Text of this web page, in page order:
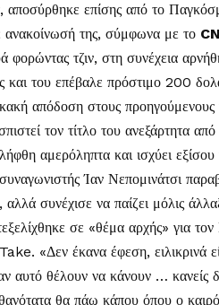
αποσύρθηκε επίσης από το
της, σύμφωνα με το
φορώντας τζιν, στη συνέχεια
και του επέβαλε πρόστιμο 200
απόδοση στους
τον τίτλο του ανεξάρτητα
αμερόληπτα και ισχύει
Ίαν Νεπομινάτσι
αλλά συνέχισε να παίζει μόλις
σε «θέμα αρχής» για
«Δεν έκανα έφεση, ειλικρινά
αυτό θέλουν να κάνουν … κανείς
θα πάω κάπου όπου ο